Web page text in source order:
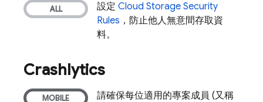
設定 Cloud Storage Security
Rules ，防止他人無意間存取資
料。
Crashlytics
請確保每位適用的專案成員 (又稱